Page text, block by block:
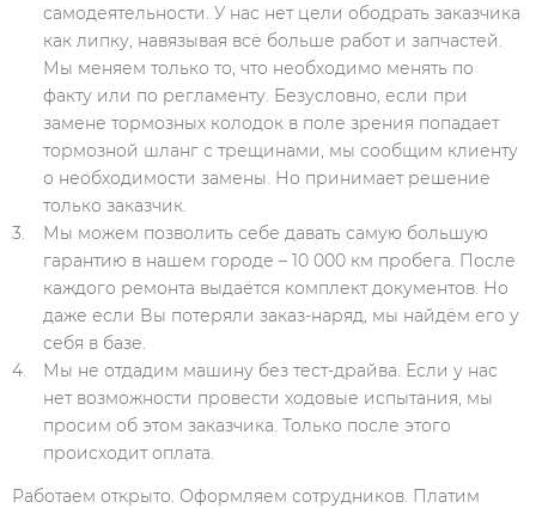
самодеятельности. У нас нет цели ободрать заказчика
как липку, навязывая всё больше работ и запчастей.
Мы меняем только то, что необходимо менять по
факту или по регламенту. Безусловно, если при
замене тормозных колодок в поле зрения попадает
тормозной шланг с трещинами, мы сообщим клиенту
о необходимости замены. Но принимает решение
только заказчик.
Мы можем позволить себе давать самую большую
гарантию в нашем городе – 10 000 км пробега. После
каждого ремонта выдаётся комплект документов. Но
даже если Вы потеряли заказ-наряд, мы найдём его у
себя в базе.
Мы не отдадим машину без тест-драйва. Если у нас
нет возможности провести ходовые испытания, мы
просим об этом заказчика. Только после этого
происходит оплата.
Работаем открыто. Оформляем сотрудников. Платим